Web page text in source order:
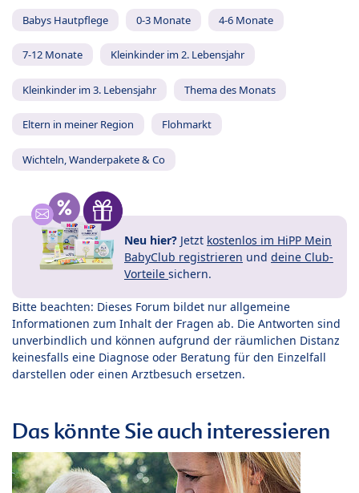
Babys Hautpflege 0-3 Monate 4-6 Monate
7-12 Monate Kleinkinder im 2. Lebensjahr
Kleinkinder im 3. Lebensjahr Thema des Monats
Eltern in meiner Region Flohmarkt
Wichteln, Wanderpakete & Co
Neu hier? Jetzt kostenlos im HiPP Mein
BabyClub registrieren und deine Club-
Vorteile sichern.
Bitte beachten: Dieses Forum bildet nur allgemeine
Informationen zum Inhalt der Fragen ab. Die Antworten sind
unverbindlich und können aufgrund der räumlichen Distanz
keinesfalls eine Diagnose oder Beratung für den Einzelfall
darstellen oder einen Arztbesuch ersetzen.
Das könnte Sie auch interessieren